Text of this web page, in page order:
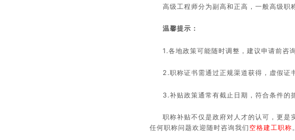
高级工程师分为副高和正高，一般高级职
温馨提示：
1.各地政策可能随时调整，建议申请前咨
2.职称证书需通过正规渠道获得，虚假证
3.补贴政策通常有截止日期，符合条件的
职称补贴不仅是政府对人才的认可，更是
任何职称问题欢迎随时咨询我们 空格建工职称。